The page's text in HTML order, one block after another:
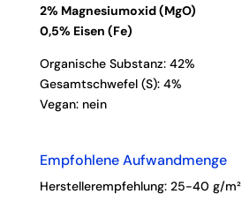
2% Magnesiumoxid (MgO)
0,5% Eisen (Fe)
Organische Substanz: 42%
Gesamtschwefel (S): 4%
Vegan: nein
Empfohlene Aufwandmenge
Herstellerempfehlung: 25-40 g/m²